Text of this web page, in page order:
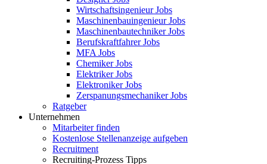
Wirtschaftsingenieur Jobs
Maschinenbauingenieur Jobs
Maschinenbautechniker Jobs
Berufskraftfahrer Jobs
MFA Jobs
Chemiker Jobs
Elektriker Jobs
Elektroniker Jobs
Zerspanungsmechaniker Jobs
Ratgeber
Unternehmen
Mitarbeiter finden
Kostenlose Stellenanzeige aufgeben
Recruitment
Recruiting-Prozess Tipps